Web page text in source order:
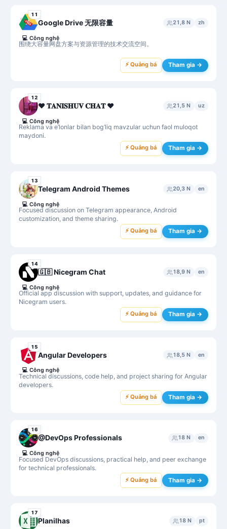
11
Google Drive 无限容量 21,8 N zh
围绕大容量网盘方案与资源管理的技术交流空间。
💻 Công nghệ
⚡ Quảng bá Tham gia →
12
♥️ 𝐓𝐀𝐍𝐈𝐒𝐇𝐔𝐕 𝐂𝐇𝐀𝐓 ♥️ 21,5 N uz
Reklama va e’lonlar bilan bog‘liq mavzular uchun faol muloqot
maydoni.
💻 Công nghệ
⚡ Quảng bá Tham gia →
13
Telegram Android Themes 20,3 N en
Focused discussion on Telegram appearance, Android
customization, and theme sharing.
💻 Công nghệ
⚡ Quảng bá Tham gia →
14
🇬🇧 Nicegram Chat 18,9 N en
Official app discussion with support, updates, and guidance for
Nicegram users.
💻 Công nghệ
⚡ Quảng bá Tham gia →
15
Angular Developers 18,5 N en
Technical discussions, code help, and project sharing for Angular
developers.
💻 Công nghệ
⚡ Quảng bá Tham gia →
16
@DevOps Professionals 18 N en
Focused DevOps discussions, practical help, and peer exchange
for technical professionals.
💻 Công nghệ
⚡ Quảng bá Tham gia →
17
Planilhas 18 N pt